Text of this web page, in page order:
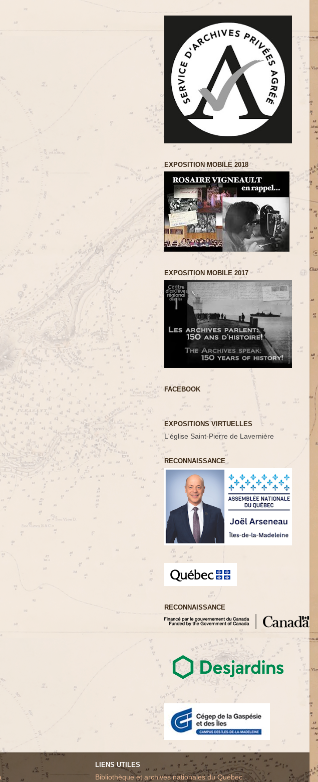
EXPOSITION MOBILE 2018
EXPOSITION MOBILE 2017
FACEBOOK
EXPOSITIONS VIRTUELLES
L'église Saint-Pierre de Lavernière
RECONNAISSANCE
RECONNAISSANCE
LIENS UTILES
Bibliothèque et archives nationales du Québec